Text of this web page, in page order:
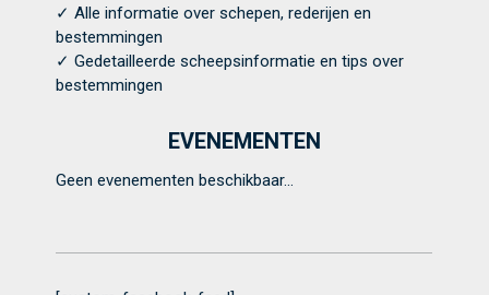
✓ Alle informatie over schepen, rederijen en
bestemmingen
✓ Gedetailleerde scheepsinformatie en tips over
bestemmingen
EVENEMENTEN
Geen evenementen beschikbaar...